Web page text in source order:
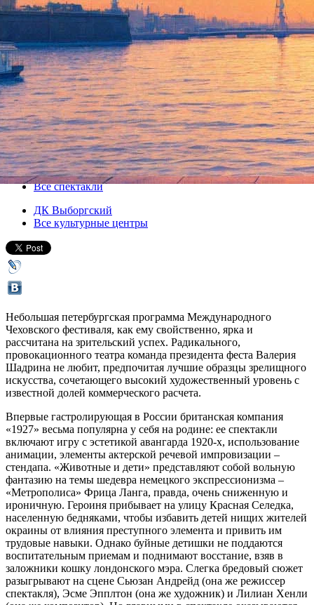
Животные и дети занимают
улицы
26 июня 2013, среда
Версия для печати
Все спектакли
ДК Выборгский
Все культурные центры
Небольшая петербургская программа Международного
Чеховского фестиваля, как ему свойственно, ярка и
рассчитана на зрительский успех. Радикального,
провокационного театра команда президента феста Валерия
Шадрина не любит, предпочитая лучшие образцы зрелищного
искусства, сочетающего высокий художественный уровень с
известной долей коммерческого расчета.
Впервые гастролирующая в России британская компания
«1927» весьма популярна у себя на родине: ее спектакли
включают игру с эстетикой авангарда 1920-х, использование
анимации, элементы актерской речевой импровизации –
стендапа. «Животные и дети» представляют собой вольную
фантазию на темы шедевра немецкого экспрессионизма –
«Метрополиса» Фрица Ланга, правда, очень сниженную и
ироничную. Героиня прибывает на улицу Красная Селедка,
населенную бедняками, чтобы избавить детей нищих жителей
окраины от влияния преступного элемента и привить им
трудовые навыки. Однако буйные детишки не поддаются
воспитательным приемам и поднимают восстание, взяв в
заложники кошку лондонского мэра. Слегка бредовый сюжет
разыгрывают на сцене Сьюзан Андрейд (она же режиссер
спектакля), Эсме Эпплтон (она же художник) и Лилиан Хенли